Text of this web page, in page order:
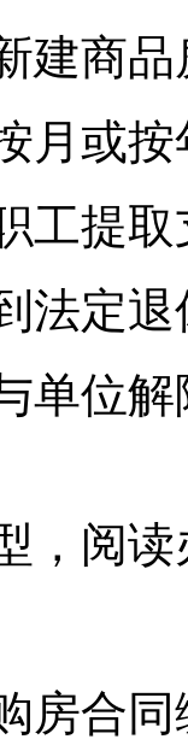
建商
月或
工提
法定
单位
，阅
房合